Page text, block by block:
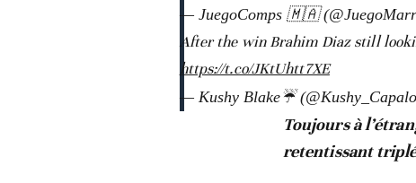
— JuegoComps 🇲🇦
After the win Brahim Diaz still
https://t.co/JKtUhtt7XE
— Kushy Blake☔️
Toujours à
retentissant